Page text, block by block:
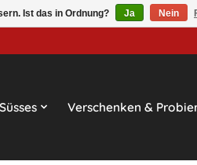
Süsses Verschenken &
Ist das in Ordnung? Ja Nein